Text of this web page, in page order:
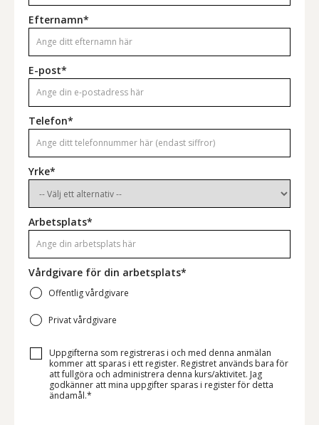
Efternamn*
E-post*
Telefon*
Yrke*
Arbetsplats*
Vårdgivare för din arbetsplats*
Offentlig vårdgivare
Privat vårdgivare
Uppgifterna som registreras i och med denna anmälan
kommer att sparas i ett register. Registret används bara för
att fullgöra och administrera denna kurs/aktivitet. Jag
godkänner att mina uppgifter sparas i register för detta
ändamål.*